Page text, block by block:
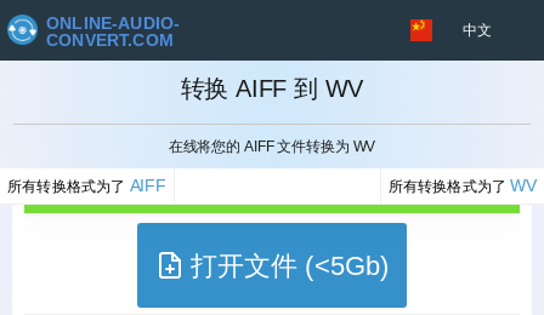
ONLINE-AUDIO-
CONVERT.COM
中文
转换 AIFF 到 WV
在线将您的 AIFF 文件转换为 WV
所有转换格式为了 AIFF 所有转换格式为了WV
取消
打开文件 (<5Gb)